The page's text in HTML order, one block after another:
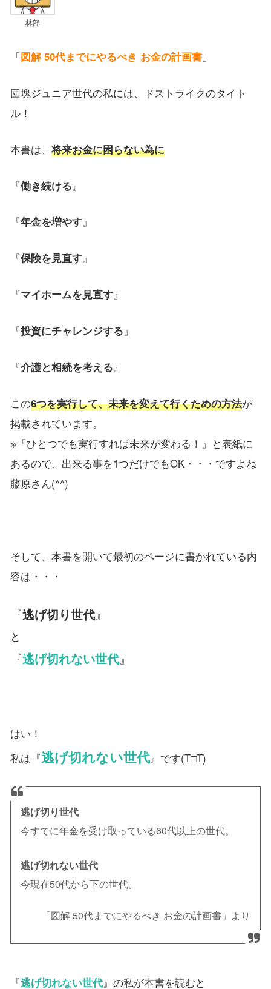
林部
「図解 50代までにやるべき お金の計画書」
団塊ジュニア世代の私には、ドストライクのタイト
ル！
本書は、将来お金に困らない為に
『働き続ける 』
『年金を増やす』
『保険を見直す』
『マイホームを見直す』
『投資にチャレンジする』
『介護と相続を考える』
この6つを実行して、未来を変えて行くための方法が
掲載されています。
※『ひとつでも実行すれば未来が変わる！』と表紙に
あるので、出来る事を1つだけでもOK・・・ですよね
藤原さん(^^)
そして、本書を開いて最初のページに書かれている内
容は・・・
『逃げ切り世代』
と
『逃げ切れない世代』
はい！
私は『逃げ切れない世代』です(T□T)
逃げ切り世代
今すでに年金を受け取っている60代以上の世代。
逃げ切れない世代
今現在50代から下の世代。
「図解 50代までにやるべき お金の計画書」より
『逃げ切れない世代』の私が本書を読むと